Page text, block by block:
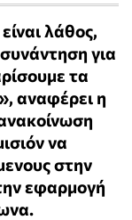
λάθος,
για
τα
αναφέρει η
να
στην
εφαρμογή